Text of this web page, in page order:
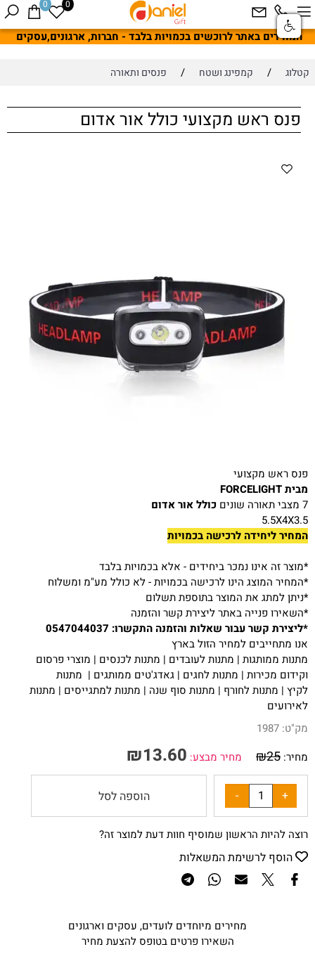
המחירים באתר לרוכשים בכמויות בלבד - חברות, ארגונים,עסקים
0 0
קטלוג / קמפינג ושטח / פנסים ותאורה
פנס ראש מקצועי כולל אור אדום
פנס ראש מקצועי
מבית FORCELIGHT
7 מצבי תאורה שונים
כולל אור אדום
5.5X4X3.5
המחיר ליחידה לרכישה בכמויות
*מוצר זה אינו נמכר ביחידים - אלא בכמויות בלבד
*המחיר המוצג הינו לרכישה בכמויות - לא כולל מע"מ ומשלוח
*ניתן למתג את המוצר בתוספת תשלום
*השאירו פנייה באתר ליצירת קשר והזמנה
*ליצירת קשר עבור שאלות והזמנה התקשרו: 0547044037
אנו מתחייבים למחיר הזול בארץ
מתנות ממותגות | מתנות לעובדים | מתנות לכנסים | מוצרי פרסום
וקידום מכירות | מתנות לחגים | גאדג'טים ממותגים | מתנות
לקיץ | מתנות לחורף | מתנות סוף שנה | מתנות למתגייסים | מתנות
לאירועים
מק"ט: 1987
מחיר:
₪25 מחיר מבצע: ₪13.60
הוספה לסל
רוצה להיות הראשון שמוסיף חוות דעת למוצר זה?
הוסף לרשימת המשאלות
מחירים מיוחדים לועדים, עסקים וארגונים
השאירו פרטים בטופס להצעת מחיר